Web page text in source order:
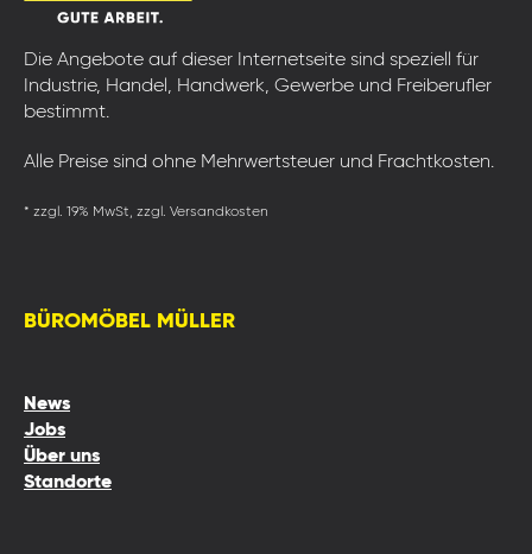
Die Angebote auf dieser Internetseite sind speziell für
Industrie, Handel, Handwerk, Gewerbe und Freiberufler
bestimmt.
Alle Preise sind ohne Mehrwertsteuer und Frachtkosten.
* zzgl. 19% MwSt, zzgl. Versandkosten
BÜROMÖBEL MÜLLER
News
Jobs
Über uns
Standorte